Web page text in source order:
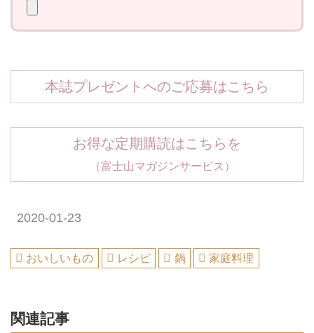
本誌プレゼントへのご応募はこちら
お得な定期購読はこちらを
（富士山マガジンサービス）
2020-01-23
おいしいもの レシピ 鍋 家庭料理
関連記事